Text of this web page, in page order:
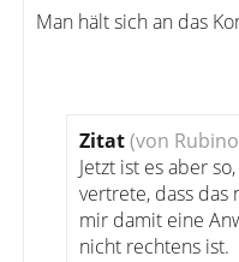
Man hält sich an das
Zitat(von
Jetzt ist es aber
vertrete, dass das
mir damit eine
nicht rechtens ist.